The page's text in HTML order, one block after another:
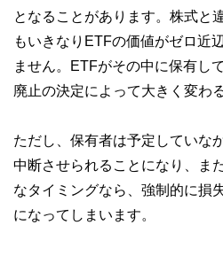
となることがあります。株式と
もいきなりETFの価値がゼロ近
ません。ETFがその中に保有し
廃止の決定によって大きく変わ
ただし、保有者は予定していな
中断させられることになり、ま
なタイミングなら、強制的に損
になってしまいます。